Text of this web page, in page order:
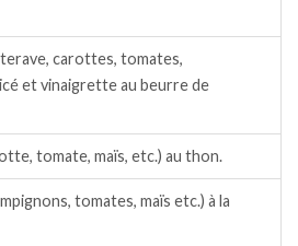
carottes, tomates,
et vinaigrette au beurre de
tomate, maïs, etc.) au thon.
tomates, maïs etc.) à la